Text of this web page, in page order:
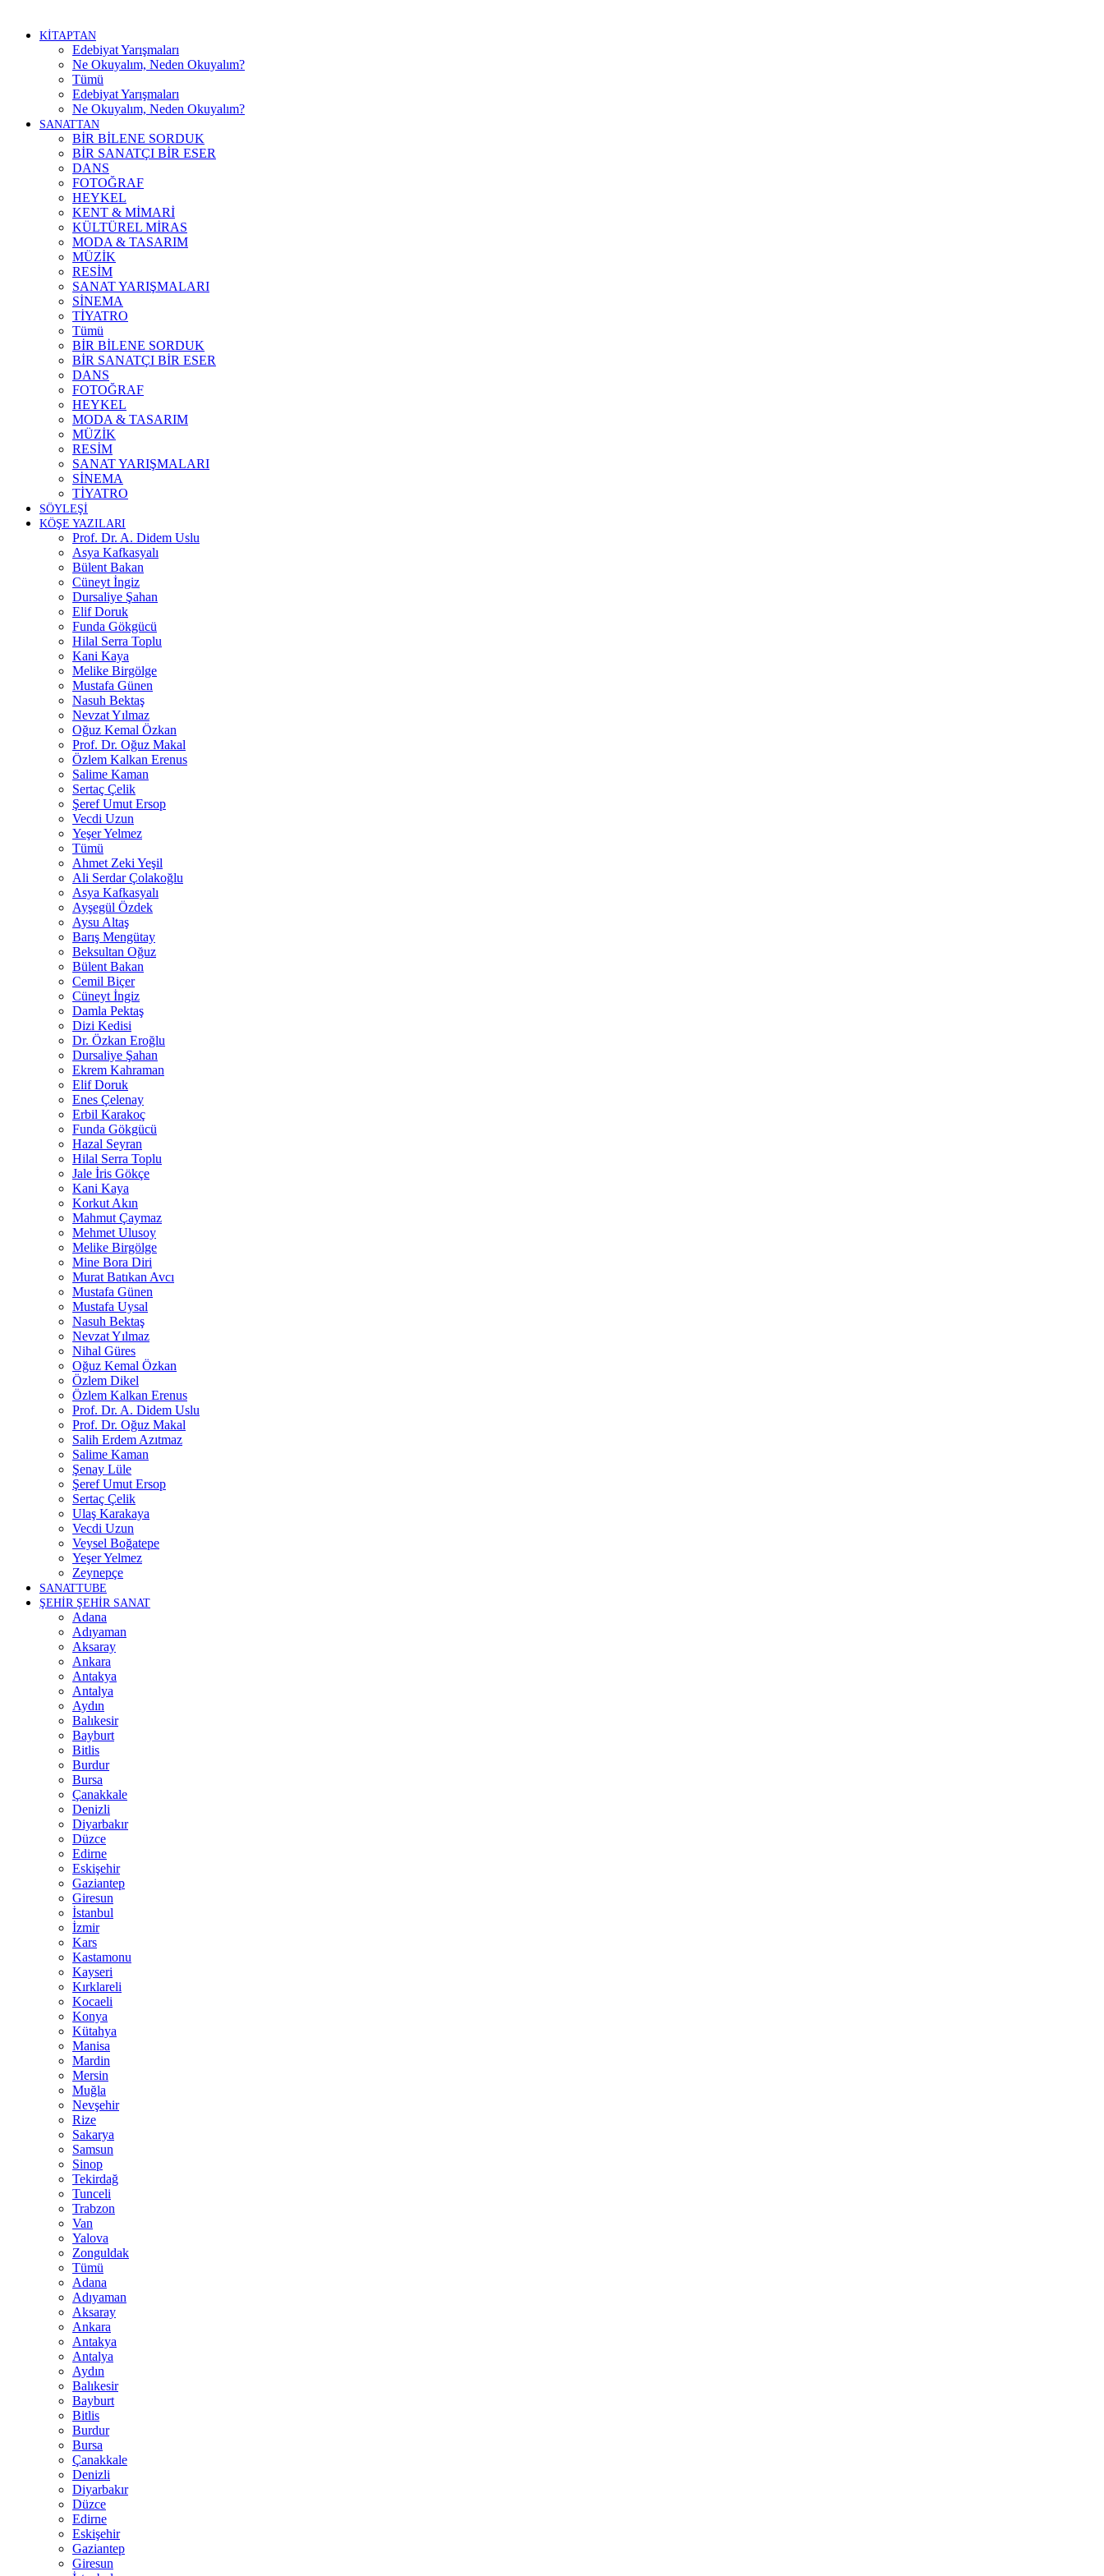
KİTAPTAN
Edebiyat Yarışmaları
Ne Okuyalım, Neden Okuyalım?
Tümü
Edebiyat Yarışmaları
Ne Okuyalım, Neden Okuyalım?
SANATTAN
BİR BİLENE SORDUK
BİR SANATÇI BİR ESER
DANS
FOTOĞRAF
HEYKEL
KENT & MİMARİ
KÜLTÜREL MİRAS
MODA & TASARIM
MÜZİK
RESİM
SANAT YARIŞMALARI
SİNEMA
TİYATRO
Tümü
BİR BİLENE SORDUK
BİR SANATÇI BİR ESER
DANS
FOTOĞRAF
HEYKEL
MODA & TASARIM
MÜZİK
RESİM
SANAT YARIŞMALARI
SİNEMA
TİYATRO
SÖYLEŞİ
KÖŞE YAZILARI
Prof. Dr. A. Didem Uslu
Asya Kafkasyalı
Bülent Bakan
Cüneyt İngiz
Dursaliye Şahan
Elif Doruk
Funda Gökgücü
Hilal Serra Toplu
Kani Kaya
Melike Birgölge
Mustafa Günen
Nasuh Bektaş
Nevzat Yılmaz
Oğuz Kemal Özkan
Prof. Dr. Oğuz Makal
Özlem Kalkan Erenus
Salime Kaman
Sertaç Çelik
Şeref Umut Ersop
Vecdi Uzun
Yeşer Yelmez
Tümü
Ahmet Zeki Yeşil
Ali Serdar Çolakoğlu
Asya Kafkasyalı
Ayşegül Özdek
Aysu Altaş
Barış Mengütay
Beksultan Oğuz
Bülent Bakan
Cemil Biçer
Cüneyt İngiz
Damla Pektaş
Dizi Kedisi
Dr. Özkan Eroğlu
Dursaliye Şahan
Ekrem Kahraman
Elif Doruk
Enes Çelenay
Erbil Karakoç
Funda Gökgücü
Hazal Seyran
Hilal Serra Toplu
Jale İris Gökçe
Kani Kaya
Korkut Akın
Mahmut Çaymaz
Mehmet Ulusoy
Melike Birgölge
Mine Bora Diri
Murat Batıkan Avcı
Mustafa Günen
Mustafa Uysal
Nasuh Bektaş
Nevzat Yılmaz
Nihal Güres
Oğuz Kemal Özkan
Özlem Dikel
Özlem Kalkan Erenus
Prof. Dr. A. Didem Uslu
Prof. Dr. Oğuz Makal
Salih Erdem Azıtmaz
Salime Kaman
Şenay Lüle
Şeref Umut Ersop
Sertaç Çelik
Ulaş Karakaya
Vecdi Uzun
Veysel Boğatepe
Yeşer Yelmez
Zeynepçe
SANATTUBE
ŞEHİR ŞEHİR SANAT
Adana
Adıyaman
Aksaray
Ankara
Antakya
Antalya
Aydın
Balıkesir
Bayburt
Bitlis
Burdur
Bursa
Çanakkale
Denizli
Diyarbakır
Düzce
Edirne
Eskişehir
Gaziantep
Giresun
İstanbul
İzmir
Kars
Kastamonu
Kayseri
Kırklareli
Kocaeli
Konya
Kütahya
Manisa
Mardin
Mersin
Muğla
Nevşehir
Rize
Sakarya
Samsun
Sinop
Tekirdağ
Tunceli
Trabzon
Van
Yalova
Zonguldak
Tümü
Adana
Adıyaman
Aksaray
Ankara
Antakya
Antalya
Aydın
Balıkesir
Bayburt
Bitlis
Burdur
Bursa
Çanakkale
Denizli
Diyarbakır
Düzce
Edirne
Eskişehir
Gaziantep
Giresun